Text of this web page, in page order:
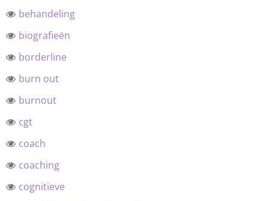
behandeling
biografieën
borderline
burn out
burnout
cgt
coach
coaching
cognitieve